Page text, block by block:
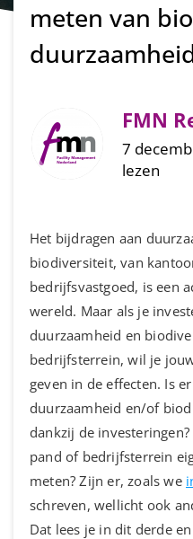
meten van
FMN
7
lezen
Het bijdragen aan
biodiversiteit, van
bedrijfsvastgoed, is een
wereld. Maar als je
duurzaamheid en
bedrijfsterrein, wil je
geven in de effecten. Is
duurzaamheid en/of
dankzij de
pand of bedrijfsterrein
meten? Zijn er, zoals we
schreven, wellicht ook
Dat lees je in dit derde